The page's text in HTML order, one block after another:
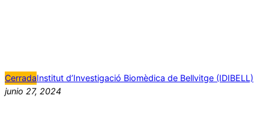
CerradaInstitut d’Investigació Biomèdica de Bellvitge (IDIBELL)
junio 27, 2024